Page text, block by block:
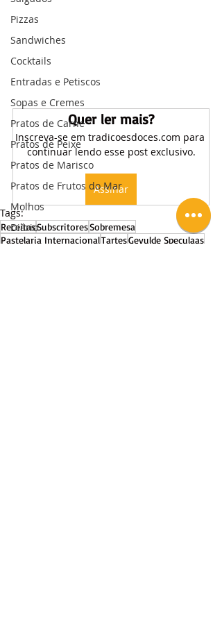
Pizzas
Sandwiches
Cocktails
Entradas e Petiscos
Sopas e Cremes
Pratos de Carne
Pratos de Peixe
Pratos de Marisco
Pratos de Frutos do Mar
Molhos
Diário
Eventos Gastronómicos
Quer ler mais?
Inscreva-se em tradicoesdoces.com para
continuar lendo esse post exclusivo.
Assinar
Tags:
ReceitasSubscritoresSobremesa
Pastelaria InternacionalTartesGevulde Speculaas